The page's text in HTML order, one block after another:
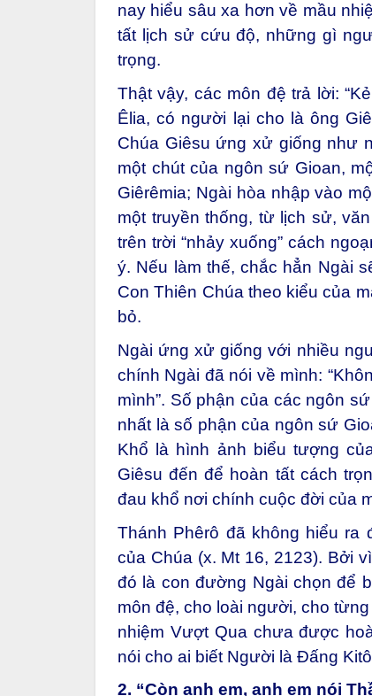
nay hiểu sâu xa hơn về mầu
tất lịch sử cứu độ, những gì
trọng.
Thật vậy, các môn đệ trả lời:
Êlia, có người lại cho là ông
Chúa Giêsu ứng xử giống như
một chút của ngôn sứ Gioan,
Giêrêmia; Ngài hòa nhập vào
một truyền thống, từ lịch sử,
trên trời “nhảy xuống” cách
ý. Nếu làm thế, chắc hẳn Ngài
Con Thiên Chúa theo kiểu của
bỏ.
Ngài ứng xử giống với nhiều
chính Ngài đã nói về mình:
mình”. Số phận của các ngôn
nhất là số phận của ngôn sứ
Khổ là hình ảnh biểu tượng
Giêsu đến để hoàn tất cách
đau khổ nơi chính cuộc đời của
Thánh Phêrô đã không hiểu ra
của Chúa (x. Mt 16, 2123). Bởi
đó là con đường Ngài chọn để
môn đệ, cho loài người, cho
nhiệm Vượt Qua chưa được
nói cho ai biết Người là Đấng
2. “Còn anh em, anh em nói